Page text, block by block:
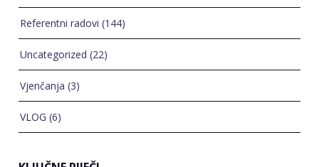
Referentni radovi (144)
Uncategorized (22)
Vjenčanja (3)
VLOG (6)